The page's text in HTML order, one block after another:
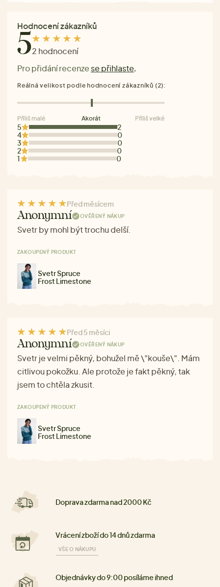
Hodnocení zákazníků
52 hodnocení
Pro přidání recenze se přihlaste.
5
2
4
0
3
0
2
0
1
0
Reálná velikost podle hodnocení zákazníků (2):
Příliš malé Akorát Příliš velké
Před měsícem
Anonymní OVĚŘENÝ NÁKUP
Svetr by mohl být trochu delší.
ZAKOUPENÝ PRODUKT
Svetr Spruce
Frost Limestone
Před 5 měsíci
Anonymní OVĚŘENÝ NÁKUP
Svetr je velmi pěkný, bohužel mě \"kouše\". Mám
citlivou pokožku. Ale protože je fakt pěkný, tak
jsem to chtěla zkusit.
ZAKOUPENÝ PRODUKT
Svetr Spruce
Frost Limestone
Doprava zdarma nad 2000 Kč
Vrácení zboží do 14 dnů zdarma
VŠE O NÁKUPU
Objednávky do 9:00 posíláme ihned